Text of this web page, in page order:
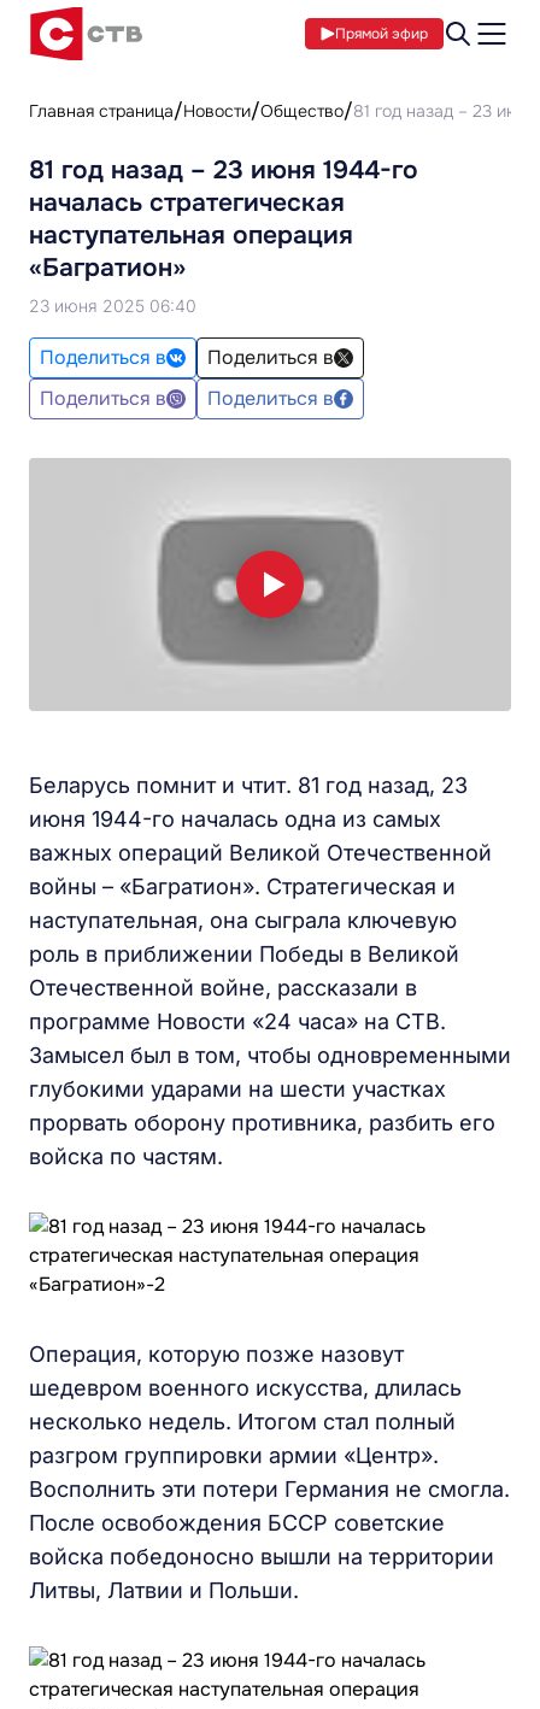
Прямой эфир
Главная страница Новости Общество 81 год назад – 23
81 год назад – 23 июня 1944-го
началась стратегическая
наступательная операция
«Багратион»
23 июня 2025 06:40
Поделиться в
Поделиться в
Поделиться в
Поделиться в
Беларусь помнит и чтит. 81 год назад, 23
июня 1944-го началась одна из самых
важных операций Великой Отечественной
войны – «Багратион». Стратегическая и
наступательная, она сыграла ключевую
роль в приближении Победы в Великой
Отечественной войне, рассказали в
программе Новости «24 часа» на СТВ.
Замысел был в том, чтобы одновременными
глубокими ударами на шести участках
прорвать оборону противника, разбить его
войска по частям.
Операция, которую позже назовут
шедевром военного искусства, длилась
несколько недель. Итогом стал полный
разгром группировки армии «Центр».
Восполнить эти потери Германия не смогла.
После освобождения БССР советские
войска победоносно вышли на территории
Литвы, Латвии и Польши.